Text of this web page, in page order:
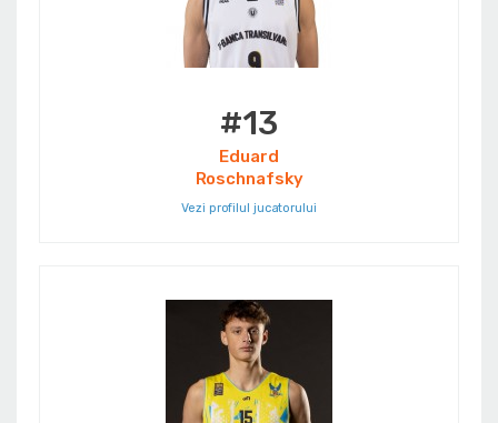
#13
Eduard
Roschnafsky
Vezi profilul jucatorului